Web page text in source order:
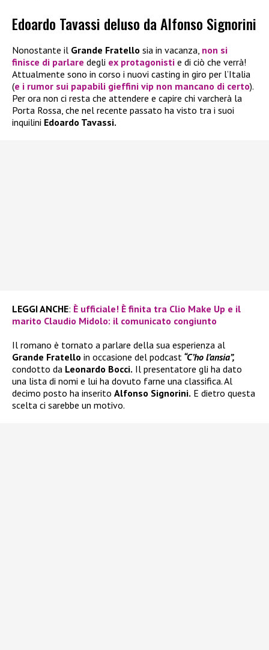
Edoardo Tavassi deluso da Alfonso Signorini
Nonostante il Grande Fratello sia in vacanza, non si
finisce di parlare degli ex protagonisti e di ciò che verrà!
Attualmente sono in corso i nuovi casting in giro per l’Italia
(e i rumor sui papabili gieffini vip non mancano di certo).
Per ora non ci resta che attendere e capire chi varcherà la
Porta Rossa, che nel recente passato ha visto tra i suoi
inquilini Edoardo Tavassi.
LEGGI ANCHE: È ufficiale! È finita tra Clio Make Up e il
marito Claudio Midolo: il comunicato congiunto
Il romano è tornato a parlare della sua esperienza al
Grande Fratello in occasione del podcast “C’ho l’ansia”,
condotto da Leonardo Bocci. Il presentatore gli ha dato
una lista di nomi e lui ha dovuto farne una classifica. Al
decimo posto ha inserito Alfonso Signorini. E dietro questa
scelta ci sarebbe un motivo.